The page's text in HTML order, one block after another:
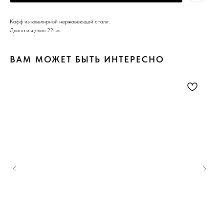
Кафф из ювелирной нержавеющей стали.
Длина изделия 22см.
ВАМ МОЖЕТ БЫТЬ ИНТЕРЕСНО